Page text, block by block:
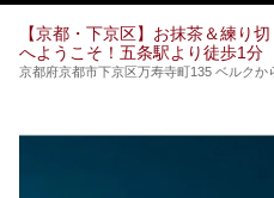
【京都・下京区】お抹茶＆練り
へようこそ！五条駅より徒歩1分
京都府京都市下京区万寿寺町135 ベルクか